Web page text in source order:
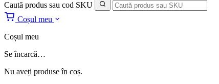
Caută produs sau cod SKU
Coșul meu
Coșul meu
Se încarcă…
Nu aveți produse în coș.